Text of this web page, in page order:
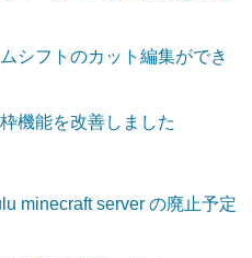
シフトのカット編集ができ
機能を改善しました
minecraft server の廃止予定